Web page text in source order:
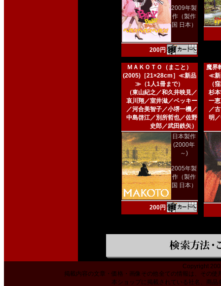
2009年製
作（製作
国 日本）
200円
ＭＡＫＯＴＯ（まこと）
(2005)［21×28cm］≪新品
≫（1人1冊まで）
（東山紀之／和久井映見／
哀川翔／室井滋／ベッキー
／河合美智子／小堺一機／
中島啓江／別所哲也／佐野
史郎／武田鉄矢）
日本製作
(2000年
～)
2005年製
作（製作
国 日本）
200円
魔界
≪新
（
杉
一
／
明
Copyright
掲載内容の文章・価格・画像その他全ての情報は、その
本ショップに掲載されている社名、商